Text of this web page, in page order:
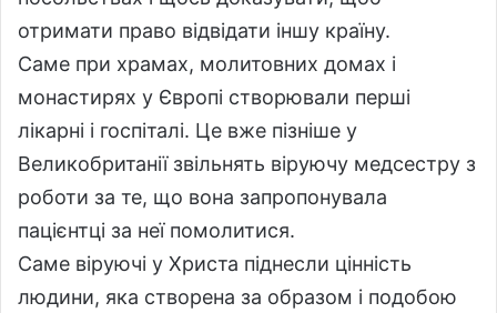
отримати право відвідати іншу країну.
Саме при храмах, молитовних домах і
монастирях у Європі створювали перші
лікарні і госпіталі. Це вже пізніше у
Великобританії звільнять віруючу медсестру з
роботи за те, що вона запропонувала
пацієнтці за неї помолитися.
Саме віруючі у Христа піднесли цінність
людини, яка створена за образом і подобою